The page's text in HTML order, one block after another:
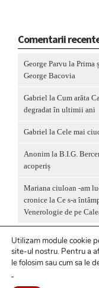
Comentarii
George Parvu la Prima
George Bacovia
Gabriel la Cum arăta
degradat în ultimii ani
Gabriel la Cele mai
Anonim la B.I.G.
acoperiș
Mariana ciuloan -am
cronice la Ce s-a
Venerologie de pe
Utilizam module cookie
site-ul nostru. Pentru a
le folosim sau cum sa le